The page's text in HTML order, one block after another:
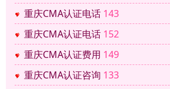
重庆CMA认证电话 143
重庆CMA认证电话 152
重庆CMA认证费用 149
重庆CMA认证咨询 133